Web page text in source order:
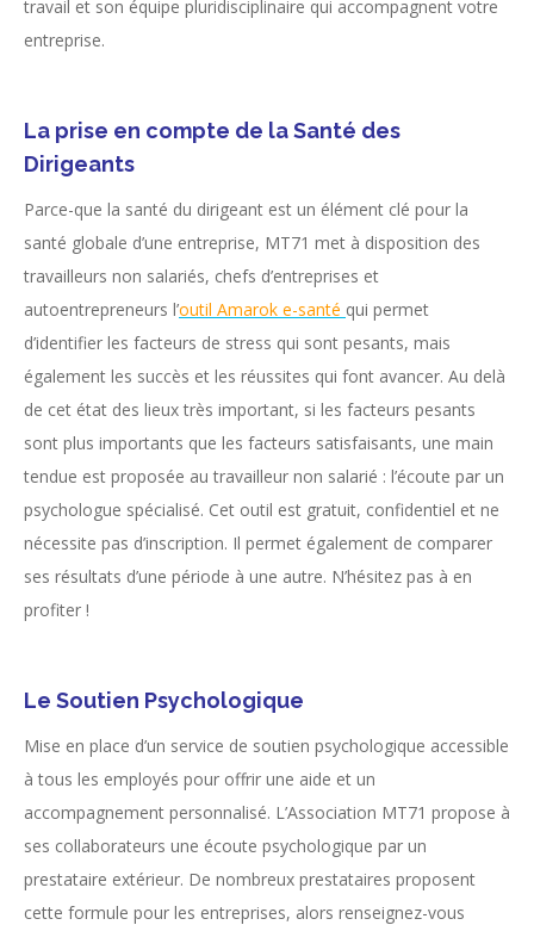
travail et son équipe pluridisciplinaire qui accompagnent votre
entreprise.
La prise en compte de la Santé des
Dirigeants
Parce-que la santé du dirigeant est un élément clé pour la
santé globale d’une entreprise, MT71 met à disposition des
travailleurs non salariés, chefs d’entreprises et
autoentrepreneurs l’outil Amarok e-santé qui permet
d’identifier les facteurs de stress qui sont pesants, mais
également les succès et les réussites qui font avancer. Au delà
de cet état des lieux très important, si les facteurs pesants
sont plus importants que les facteurs satisfaisants, une main
tendue est proposée au travailleur non salarié : l’écoute par un
psychologue spécialisé. Cet outil est gratuit, confidentiel et ne
nécessite pas d’inscription. Il permet également de comparer
ses résultats d’une période à une autre. N’hésitez pas à en
profiter !
Le Soutien Psychologique
Mise en place d’un service de soutien psychologique accessible
à tous les employés pour offrir une aide et un
accompagnement personnalisé. L’Association MT71 propose à
ses collaborateurs une écoute psychologique par un
prestataire extérieur. De nombreux prestataires proposent
cette formule pour les entreprises, alors renseignez-vous